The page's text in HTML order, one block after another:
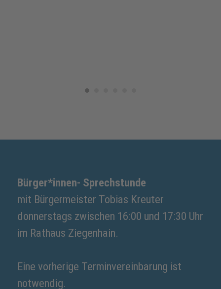
Bürger*innen- Sprechstunde
mit Bürgermeister Tobias Kreuter
donnerstags zwischen 16:00 und 17:30 Uhr
im Rathaus Ziegenhain.
Eine vorherige Terminvereinbarung ist
notwendig.